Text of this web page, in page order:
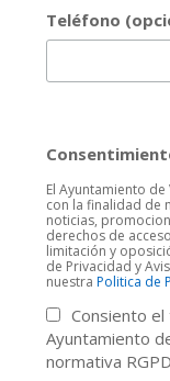
Teléfono
El Ayuntamiento
con la finalidad de
noticias,
derechos de
limitación y
de Privacidad y
nuestra Politica de
Consiento
Ayuntamiento
normativa